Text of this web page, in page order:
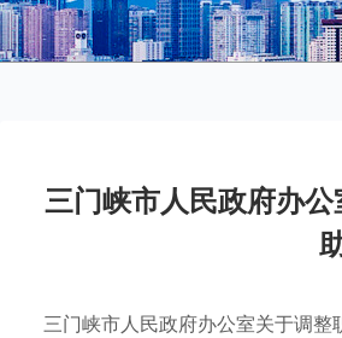
三门峡市人民政府办
三门峡市人民政府办公室关于调